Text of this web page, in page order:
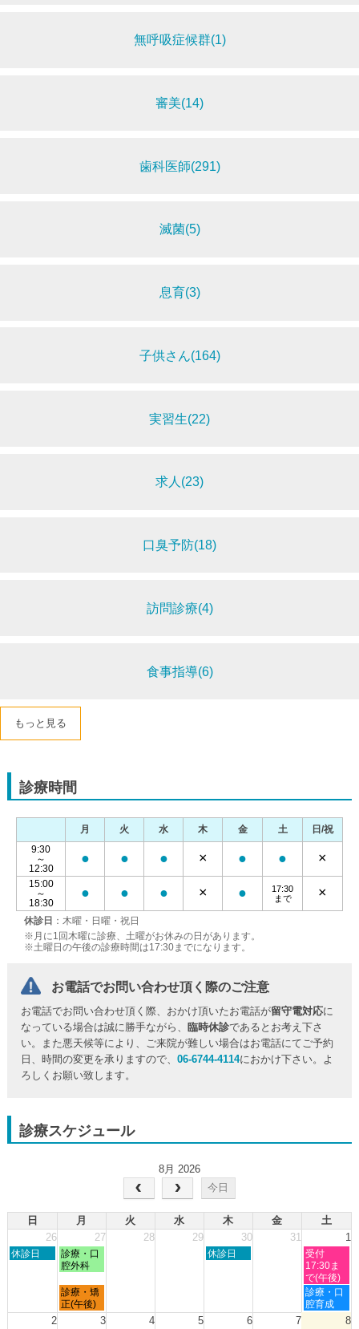
無呼吸症候群(1)
審美(14)
歯科医師(291)
滅菌(5)
息育(3)
子供さん(164)
実習生(22)
求人(23)
口臭予防(18)
訪問診療(4)
食事指導(6)
もっと見る
診療時間
休診日 ：木曜・日曜・祝日
※月に1回木曜に診療、土曜がお休みの日があります。
※土曜日の午後の診療時間は17:30までになります。
月 火 水 木 金 土
日/祝
9:30
～
12:30
● ● ● × ● ● ×
15:00
～
18:30
● ● ● × ●
17:30
まで
×
お電話でお問い合わせ頂く際のご注意
お電話でお問い合わせ頂く際、おかけ頂いたお電話が留守電対応に
なっている場合は誠に勝手ながら、
臨時休診であるとお考え下さ
い。また悪天候等により、ご来院が難しい場合はお電話にてご予約
日、時間の変更を承りますので、06-6744-4114におかけ下さい。よ
ろしくお願い致します。
診療スケジュール
8月 2026
今日
日 月 火 水 木 金
土
26
27 28 29 30 31 1
日
26th
休診日
月
曜
7
月
27th
診療・口
腔外科
木
30th
休診日
土
曜
日,
8
月
1st
受付
17:30ま
で(午後)
月
曜
日,
診療・矯
正(午後)
土
曜
日,
診療・口
腔育成
2 3 4 5 6 7 8